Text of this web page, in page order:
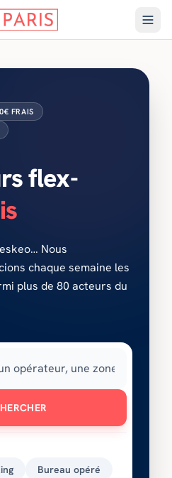
0€ FRAIS
flex-
Nous
chaque semaine les
plus de 80 acteurs du
Bureau opéré